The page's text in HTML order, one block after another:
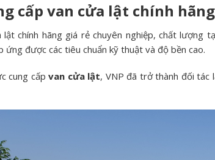
cấp van cửa lật chính hãng
chính hãng giá rẻ chuyên nghiệp, chất lượng
ứng được các tiêu chuẩn kỹ thuật và độ bền cao.
cung cấpvan cửa lật, VNP đã trở thành đối tác